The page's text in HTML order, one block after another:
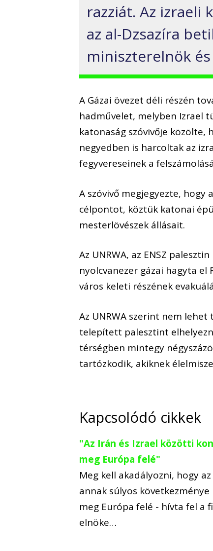
razziát. Az izraeli
az al-Dzsazíra
miniszterelnök
A Gázai övezet déli részén
hadművelet, melyben Izrael
katonaság szóvivője közölte,
negyedben is harcoltak az
fegyvereseinek a
A szóvivő megjegyezte,
célpontot, köztük katonai
mesterlövészek állásait.
Az UNRWA, az ENSZ
nyolcvanezer gázai hagyta
város keleti részének
Az UNRWA szerint nem
telepített palesztint
térségben mintegy
tartózkodik, akiknek
Kapcsolódó cikkek
"Az Irán és Izrael közötti
meg Európa felé"
Meg kell akadályozni, hogy
annak súlyos
meg Európa felé - hívta fel a
elnöke…